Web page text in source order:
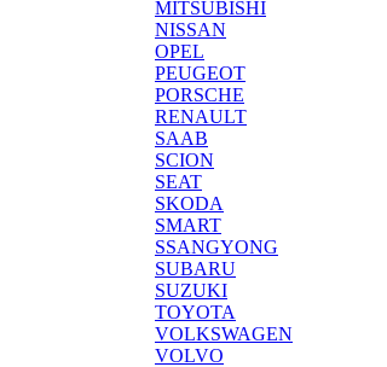
MITSUBISHI
NISSAN
OPEL
PEUGEOT
PORSCHE
RENAULT
SAAB
SCION
SEAT
SKODA
SMART
SSANGYONG
SUBARU
SUZUKI
TOYOTA
VOLKSWAGEN
VOLVO